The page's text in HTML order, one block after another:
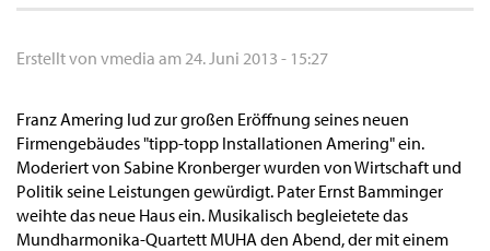
Erstellt von vmedia am 24. Juni 2013 - 15:27
Franz Amering lud zur großen Eröffnung seines neuen
Firmengebäudes "tipp-topp Installationen Amering" ein.
Moderiert von Sabine Kronberger wurden von Wirtschaft und
Politik seine Leistungen gewürdigt. Pater Ernst Bamminger
weihte das neue Haus ein. Musikalisch begleietete das
Mundharmonika-Quartett MUHA den Abend, der mit einem